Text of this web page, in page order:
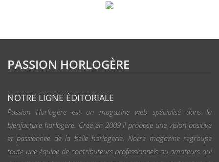
PASSION HORLOGÈRE
NOTRE LIGNE ÉDITORIALE
Passion Horlogère est un magazine web spécialisé dans la
bienfacture horlogère. Créé en 2009 il propose une vision positive
et passionnée de la belle horlogerie. Notre magazine regroupe
toute une équipe de contributeurs professionnels ou amateurs qui